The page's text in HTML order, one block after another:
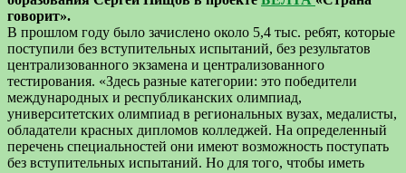
говорит».
В прошлом году было зачислено около 5,4 тыс. ребят, которые
поступили без вступительных испытаний, без результатов
централизованного экзамена и централизованного
тестирования. «Здесь разные категории: это победители
международных и республиканских олимпиад,
университетских олимпиад в региональных вузах, медалисты,
обладатели красных дипломов колледжей. На определенный
перечень специальностей они имеют возможность поступать
без вступительных испытаний. Но для того, чтобы иметь